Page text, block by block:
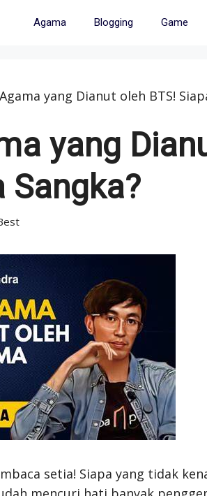
Agama Blogging Game
yang Dianut oleh BTS!
yang
Sangka?
setia! Siapa yang tidak